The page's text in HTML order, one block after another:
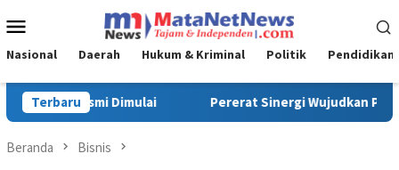
ke
Mobile
Nasional Daerah Hukum & Kriminal Politik Pendidikan
TerbaruProfesionalisme TNI AD, Pangdam XIV/Hsn Terima
Beranda Bisnis